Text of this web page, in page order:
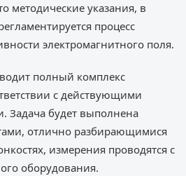
методические указания, в
процесс
электромагнитного поля.
полный комплекс
с действующими
Задача будет выполнена
отлично разбирающимися
измерения проводятся с
оборудования.